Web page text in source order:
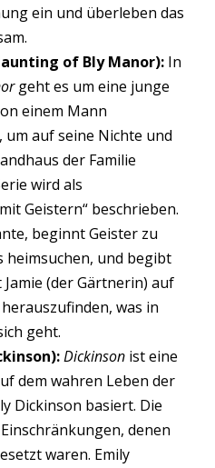
ein und überleben das
of Bly Manor): In
geht es um eine junge
einem Mann
auf seine Nichte und
der Familie
wird als
Geistern“ beschrieben.
beginnt Geister zu
heimsuchen, und begibt
(der Gärtnerin) auf
was in
geht.
Dickinson ist eine
dem wahren Leben der
Dickinson basiert. Die
denen
waren. Emily